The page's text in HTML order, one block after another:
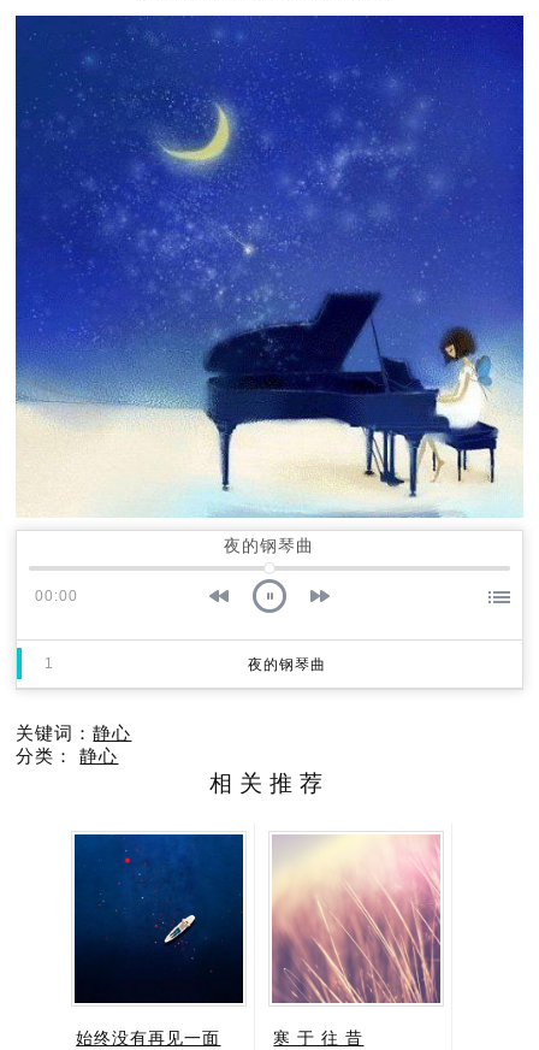
夜的钢琴曲
00:00
1 夜的钢琴曲
关键词：静心
分类：静心
相关推荐
始终没有再见一面 寒 于 往 昔